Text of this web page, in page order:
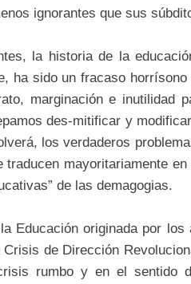
ignorantes que sus
la historia de la
ha sido un fracaso
marginación e inutilidad
des-mitificar y
los verdaderos
traducen mayoritariamente
de las demagogias.
Educación originada por
de Dirección
rumbo y en el sentido